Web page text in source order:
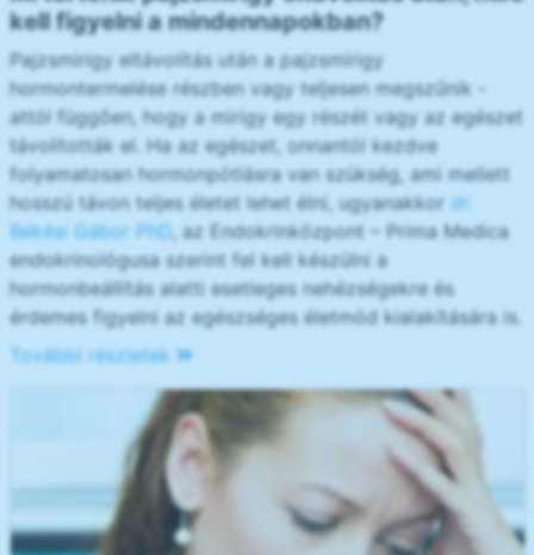
kell figyelni a mindennapokban?
Pajzsmirigy eltávolítás után a pajzsmirigy
hormontermelése részben vagy teljesen megszűnik -
attól függően, hogy a mirigy egy részét vagy az egészet
távolították el. Ha az egészet, onnantól kezdve
folyamatosan hormonpótlásra van szükség, ami mellett
hosszú távon teljes életet lehet élni, ugyanakkor dr.
Békési Gábor PhD
, az Endokrinközpont – Prima Medica
endokrinológusa szerint fel kell készülni a
hormonbeállítás alatti esetleges nehézségekre és
érdemes figyelni az egészséges életmód kialakítására is.
További részletek